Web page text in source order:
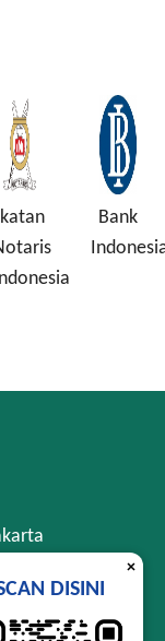
Ikatan
Indonesia
Bank
×
DISINI